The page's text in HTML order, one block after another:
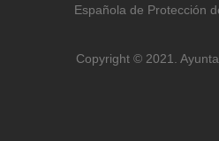
Española de Protección
Copyright © 2021.